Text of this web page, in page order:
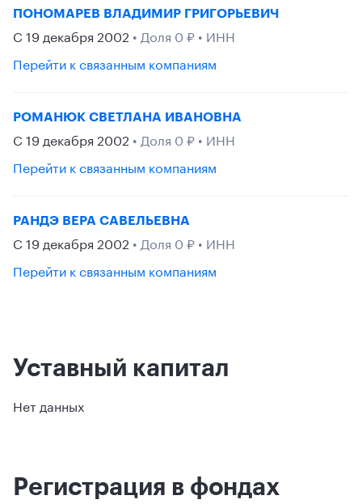
ПОНОМАРЕВ ВЛАДИМИР ГРИГОРЬЕВИЧ
С 19 декабря 2002 • Доля 0 ₽ • ИНН
Перейти к связанным компаниям
РОМАНЮК СВЕТЛАНА ИВАНОВНА
С 19 декабря 2002 • Доля 0 ₽ • ИНН
Перейти к связанным компаниям
РАНДЭ ВЕРА САВЕЛЬЕВНА
С 19 декабря 2002 • Доля 0 ₽ • ИНН
Перейти к связанным компаниям
Уставный капитал
Нет данных
Регистрация в фондах